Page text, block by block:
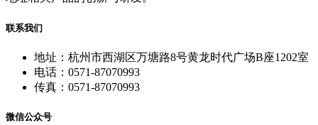
联系我们
地址：杭州市西湖区万塘路8号黄龙时代广场B座1202室
电话：0571-87070993
传真：0571-87070993
微信公众号